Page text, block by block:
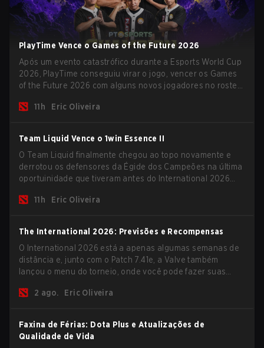
PlayTime Vence o Games of the Future 2026
Após um evento catastrófico durante a Esports World Cup
2026, PlayTime conseguiu virar o jogo, vencer os Games
of the Future 2026 com alguns novos jogadores no roster
da nova temporada.
11h Eric Oliveira
Team Liquid Vence o 1win Essence II
O Team Liquid finalmente chegou ao topo novamente e
derrotou os defensores da Égide dos Campeões na última
oportuinidade que tiveram antes do International 2026
uma chance de glória eterna.
11h Eric Oliveira
The International 2026: Previsões e Recompensas
O International 2026 está a apenas algumas semanas de
distância e, junto com o Patch 7.41e, a Valve também
lançou o menu do torneio, onde você pode fazer suas
recompensas deste ano.
2 ago. Eric Oliveira
Faxina de Férias: Dota Plus e Atualizações de
Qualidade de Vida